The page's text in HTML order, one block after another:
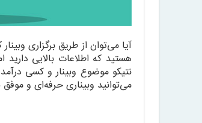
آیا می‌توان از طریق برگزاری
هستید که اطلاعات بالایی
نتیکو موضوع وبینار و کسی
می‌توانید وبیناری حرفه‌ای و موفق